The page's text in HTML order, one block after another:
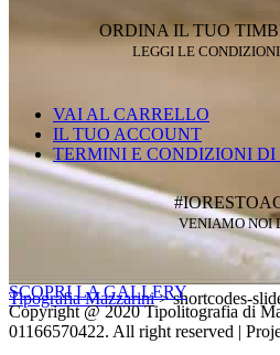
Tipografia Mazzarini>shortcodes-
ORDINA IL TUO
LEGGI LE
VAI AL CARRELLO
IL TUO ACCOUNT
TERMINI E CONDIZIONI DI
VENIAMO NOI
SCOPRI LA GALLERY
Copyright @ 2020 Tipolitografia di
01166570422. All right reserved |